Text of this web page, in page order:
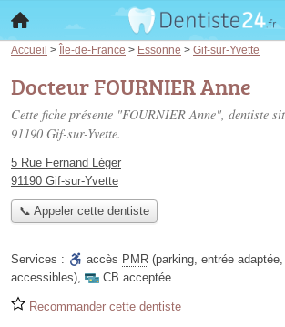
Accueil > Île-de-France > Essonne > Gif-sur-Yvette
Docteur FOURNIER Anne
Cette fiche présente "FOURNIER Anne", dentiste
91190 Gif-sur-Yvette.
5 Rue Fernand Léger
91190 Gif-sur-Yvette
📞 Appeler cette dentiste
Services : accès PMR (parking, entrée
accessibles), CB acceptée
Recommander cette dentiste